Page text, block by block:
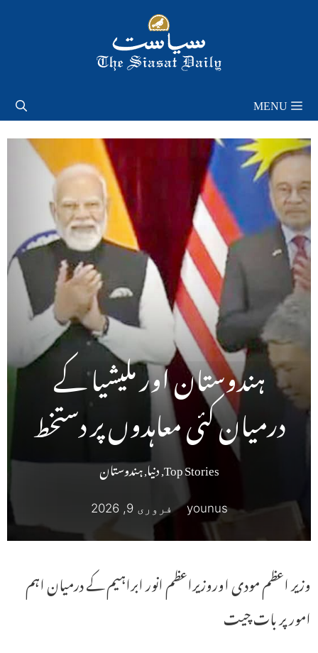
MENU
ہندوستان اور ملیشیا کے
درمیان کئی معاہدوں پر دستخط
Top Stories
,دنیا,ہندوستان
younus فروری 9, 2026
وزیر اعظم مودی اوروزیراعظم انور ابراہیم کے درمیان اہم
امور پر بات چیت